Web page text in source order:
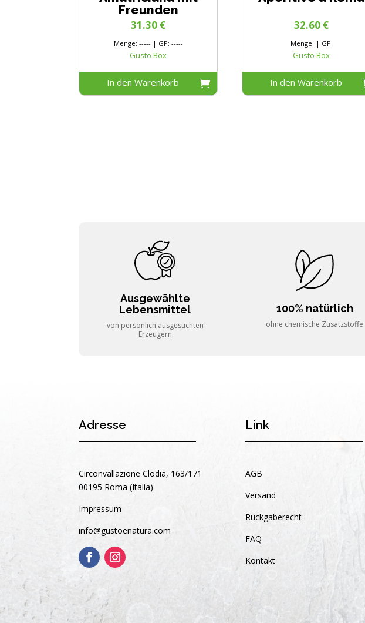
Freunden
Gusto Box
Menge: ----- | GP: -----
31.30 €
In den Warenkorb
Gusto Box
Menge: | GP:
32.60 €
In den Warenkorb
Ausgewählte
Lebensmittel
von persönlich ausgesuchten
Erzeugern
100% natürlich
ohne chemische Zusatzstoffe
Adresse
Circonvallazione Clodia, 163/171
00195 Roma (Italia)
Impressum
info@gustoenatura.com
Link
AGB
Versand
Rückgaberecht
FAQ
Kontakt